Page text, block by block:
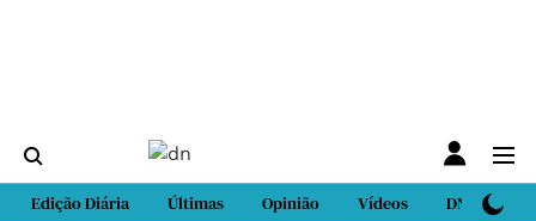
Edição Diária Últimas Opinião Vídeos DN Sport